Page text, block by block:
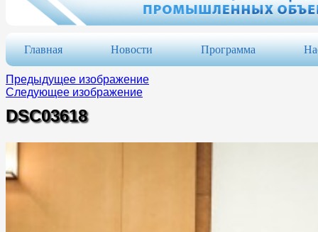
Главная Новости Программа
Предыдущее изображение
Следующее изображение
DSC03618